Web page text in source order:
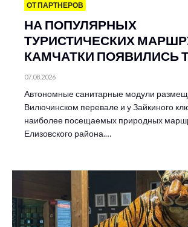
ОТ ПАРТНЕРОВ
НА ПОПУЛЯРНЫХ
ТУРИСТИЧЕСКИХ
КАМЧАТКИ ПОЯВИЛИСЬ
07.08.2026
Автономные санитарные модули
Вилючинском перевале и у Зайкиного
наиболее посещаемых природных
Елизовского района.…